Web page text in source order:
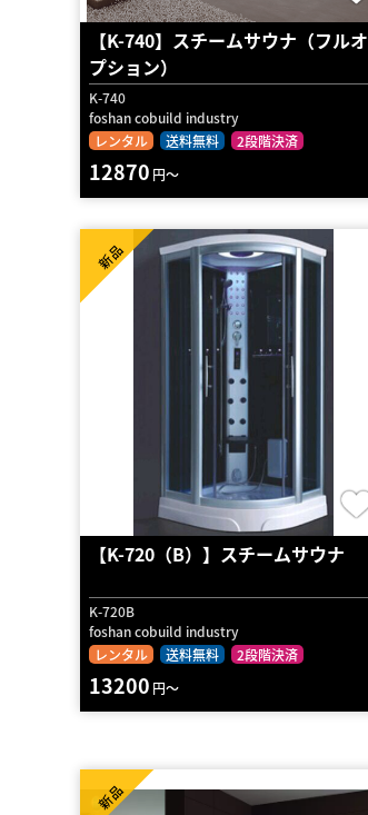
【K-740】スチームサウナ（フルオ
プション）
K-740
foshan cobuild industry
レンタル
送料無料 2段階決済
12870 円～
【K-720（B）】スチームサウナ
K-720B
foshan cobuild industry
レンタル
送料無料 2段階決済
新品
13200 円～
新品